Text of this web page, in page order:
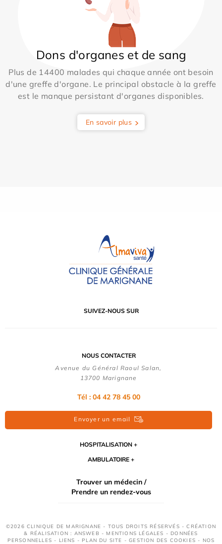
Dons d'organes et de sang
Plus de 14400 malades qui chaque année ont besoin
d'une greffe d'organe. Le principal obstacle à la greffe
est le manque persistant d'organes disponibles.
En savoir plus
SUIVEZ-NOUS SUR
NOUS CONTACTER
Avenue du Général Raoul Salan,
13700 Marignane
Tél : 04 42 78 45 00
Envoyer un email
HOSPITALISATION
AMBULATOIRE
Trouver un médecin /
Prendre un rendez-vous
©2026 CLINIQUE DE MARIGNANE - TOUS DROITS RÉSERVÉS - CRÉATION
& RÉALISATION : ANSWEB - MENTIONS LÉGALES - DONNÉES
PERSONNELLES - LIENS - PLAN DU SITE -GESTION DES COOKIES - NOS